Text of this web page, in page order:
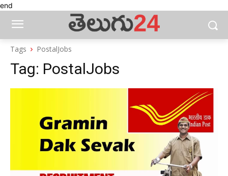
end
Tags PostalJobs
Tag: PostalJobs